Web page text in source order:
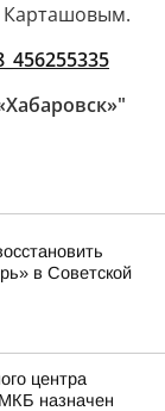
Карташовым.
в Советской
центра
назначен